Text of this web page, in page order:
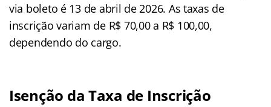
via boleto é 13 de abril de 2026. As taxas de
inscrição variam de R$ 70,00 a R$ 100,00,
dependendo do cargo.
Isenção da Taxa de Inscrição